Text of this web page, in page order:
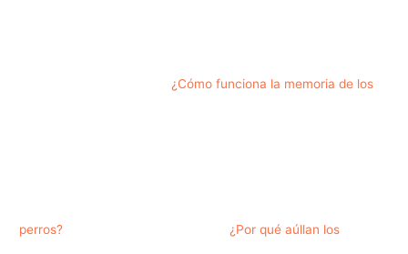
¿Cómo funciona la memoria de los
perros? ¿Por qué aúllan los